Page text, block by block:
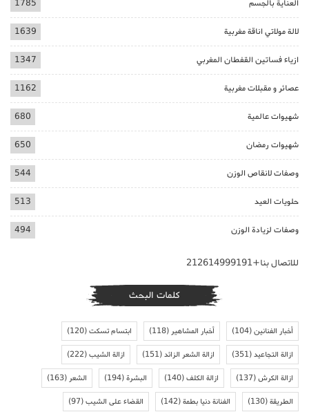
العناية بالجسم 1785
لالة مولاتي اناقة مغربية 1639
ازياء فساتين القفطان المغربي 1347
عصائر و مقبلات مغربية 1162
شهيوات عالمية 680
شهيوات رمضان 650
وصفات لانقاص الوزن 544
حلويات العيد 513
وصفات لزيادة الوزن 494
للاتصال بنا+212614999191
كلمات البحث
أخبار الفنانين(104) أخبار المشاهير(118) ابتسام تسكت(120)
ازالة التجاعيد(351) ازالة الشعر الزائد(151) ازالة الشيب(222)
ازالة الكرش(137) ازالة الكلف(140) البشرة(194) الشعر(163)
الطريقة(130) الفنانة دنيا بطمة(142) القضاء على الشيب(97)